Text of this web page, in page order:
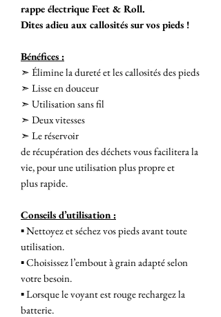
rappe électrique Feet & Roll.
Dites adieu aux callosités sur vos pieds !
Bénéfices :
➣ Élimine la dureté et les callosités des pieds
➣ Lisse en douceur
➣ Utilisation sans fil
➣ Deux vitesses
➣ Le réservoir
de récupération des déchets vous facilitera la
vie, pour une utilisation plus propre et
plus rapide.
Conseils d’utilisation :
▪︎ Nettoyez et séchez vos pieds avant toute
utilisation.
▪︎ Choisissez l’embout à grain adapté selon
votre besoin.
▪︎ Lorsque le voyant est rouge rechargez la
batterie.